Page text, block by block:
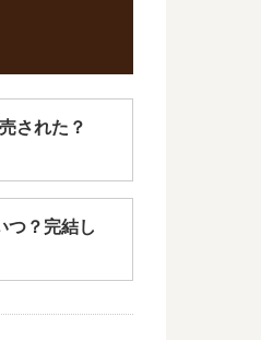
された？
つ？完結し